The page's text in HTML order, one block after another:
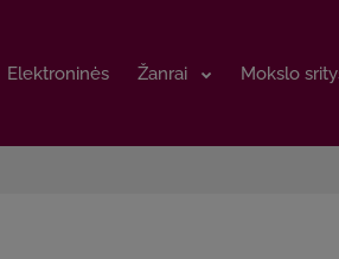
Elektroninės Žanrai Mokslo
Elektroninės Žanrai Mokslo